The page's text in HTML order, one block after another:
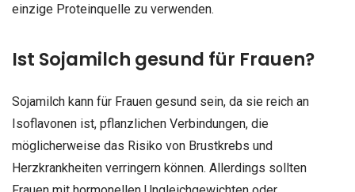
einzige Proteinquelle zu verwenden.
Ist Sojamilch gesund für Frauen?
Sojamilch kann für Frauen gesund sein, da sie reich an
Isoflavonen ist, pflanzlichen Verbindungen, die
möglicherweise das Risiko von Brustkrebs und
Herzkrankheiten verringern können. Allerdings sollten